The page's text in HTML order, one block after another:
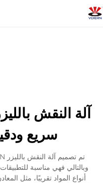
سريع
وبالتالي فهي مناسبة
أنواع المواد تقريبًا، مثل